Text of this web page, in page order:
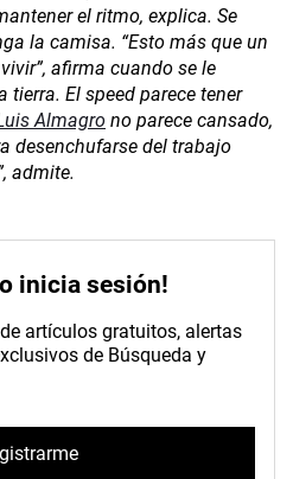
el ritmo, explica. Se
la camisa. “Esto más que un
afirma cuando se le
tierra. El speed parece tener
Almagro no parece cansado,
desenchufarse del trabajo
admite.
inicia sesión!
artículos gratuitos, alertas
de Búsqueda y